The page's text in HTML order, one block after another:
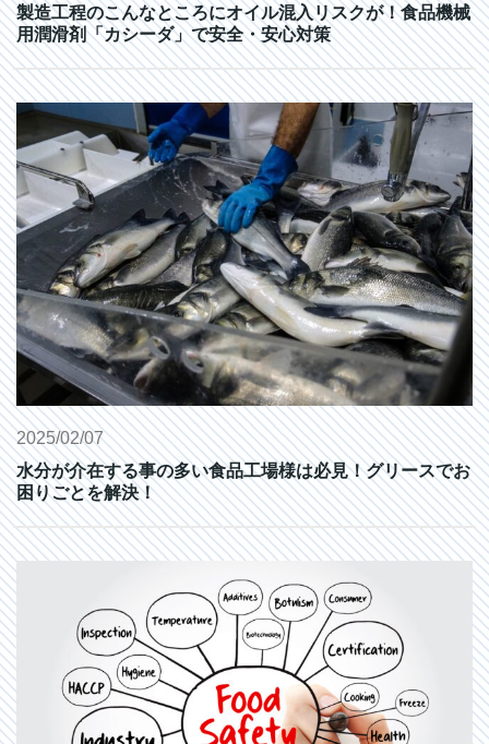
製造工程のこんなところにオイル混入リスクが！食品機械
用潤滑剤「カシーダ」で安全・安心対策
2025/02/07
水分が介在する事の多い食品工場様は必見！グリースでお
困りごとを解決！